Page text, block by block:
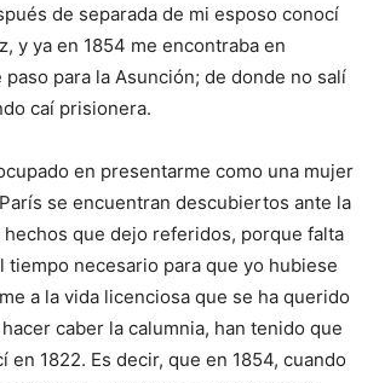
de separada de mi esposo conocí
y ya en 1854 me encontraba en
paso para la Asunción; de donde no salí
caí prisionera.
en presentarme como una mujer
se encuentran descubiertos ante la
que dejo referidos, porque falta
tiempo necesario para que yo hubiese
a la vida licenciosa que se ha querido
caber la calumnia, han tenido que
en 1822. Es decir, que en 1854, cuando